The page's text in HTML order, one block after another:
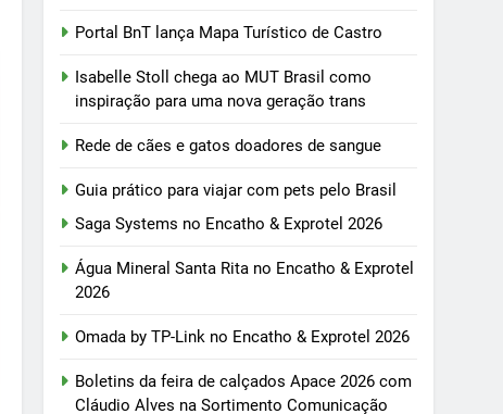
Portal BnT lança Mapa Turístico de Castro
Isabelle Stoll chega ao MUT Brasil como
inspiração para uma nova geração trans
Rede de cães e gatos doadores de sangue
Guia prático para viajar com pets pelo Brasil
Saga Systems no Encatho & Exprotel 2026
Água Mineral Santa Rita no Encatho & Exprotel
2026
Omada by TP-Link no Encatho & Exprotel 2026
Boletins da feira de calçados Apace 2026 com
Cláudio Alves na Sortimento Comunicação